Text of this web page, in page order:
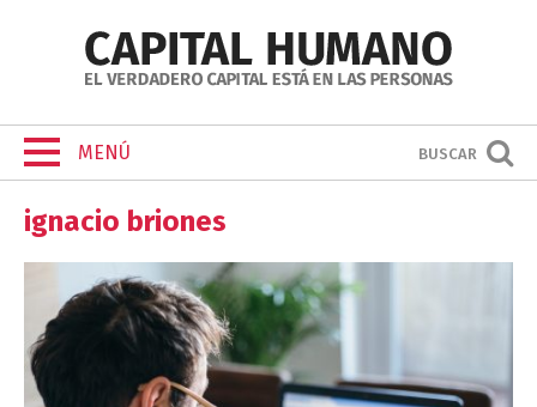
MENÚ BUSCAR
ignacio briones